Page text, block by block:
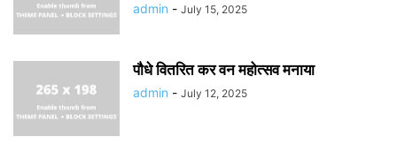
admin - July 15, 2025
पौधे वितरित कर वन महोत्सव मनाया
admin - July 12, 2025